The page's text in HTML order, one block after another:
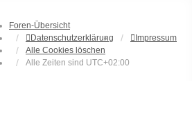
Foren-Übersicht
Datenschutzerklärung
Impressum
Alle Cookies löschen
Alle Zeiten sind UTC+02:00